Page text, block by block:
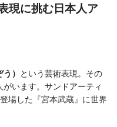
現に挑む日本人ア
）
という芸術表現。その
います。サンドアーティ
場した『宮本武蔵』に世界